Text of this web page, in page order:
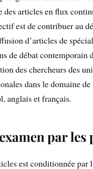
des articles en flux
est de contribuer au
d’articles de
de débat
des chercheurs des
dans le domaine
anglais et français.
par les
est conditionnée par